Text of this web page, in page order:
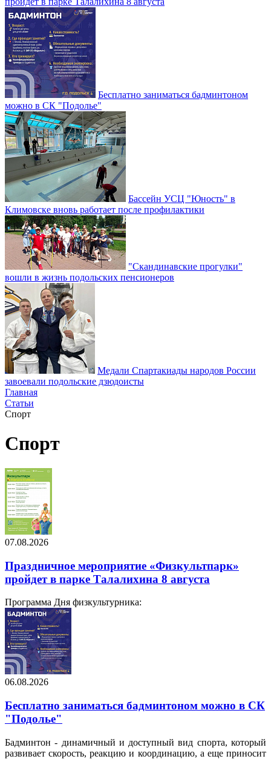
Бесплатно заниматься бадминтоном
можно в СК "Подолье"
Бассейн УСЦ "Юность" в
Климовске вновь работает после профилактики
"Скандинавские прогулки"
вошли в жизнь подольских пенсионеров
Медали Спартакиады народов России
завоевали подольские дзюдоисты
Главная
Статьи
Спорт
Спорт
07.08.2026
Праздничное мероприятие «Физкультпарк»
пройдет в парке Талалихина 8 августа
Программа Дня физкультурника:
06.08.2026
Бесплатно заниматься бадминтоном можно в СК
"Подолье"
Бадминтон - динамичный и доступный вид спорта, который
развивает скорость, реакцию и координацию, а еще приносит